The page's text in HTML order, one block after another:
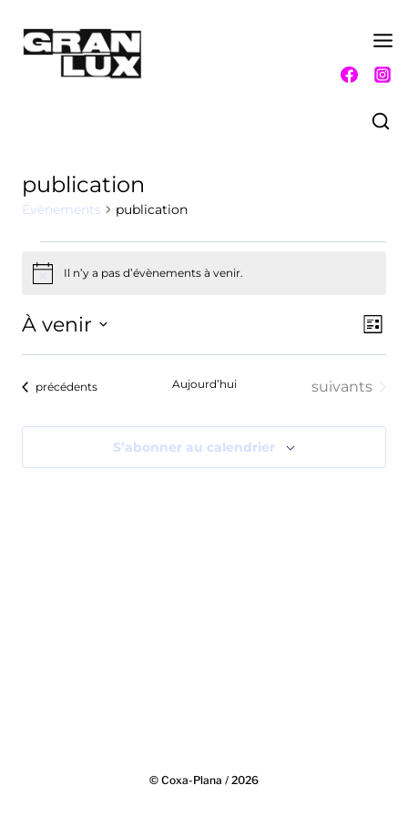
contenu
publication
Évènements publication
Évènements
NoticeIl n’y a pas d’évènements à venir.
de
Liste
À venir
date.Évènements
précédents Aujourd’hui Évènements
suivants
S’abonner au calendrier
© Coxa-Plana / 2026